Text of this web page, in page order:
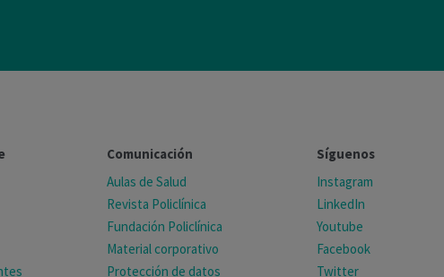
Comunicación
Aulas de Salud
Revista Policlínica
Fundación Policlínica
Material corporativo
Protección de datos
Síguenos
Instagram
LinkedIn
Youtube
Facebook
Twitter